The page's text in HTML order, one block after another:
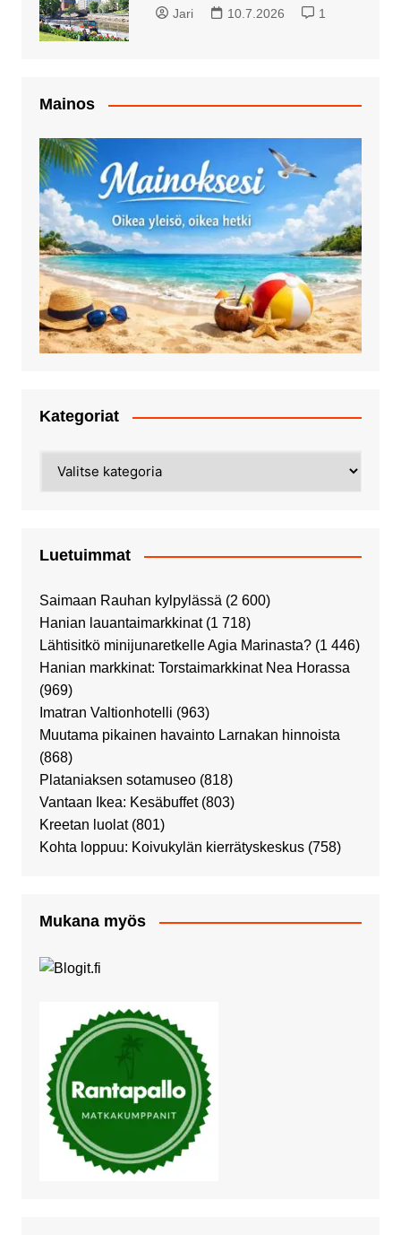
Jari 10.7.2026 1
Mainos
Kategoriat
Luetuimmat
Saimaan Rauhan kylpylässä (2 600)
Hanian lauantaimarkkinat (1 718)
Lähtisitkö minijunaretkelle Agia Marinasta? (1 446)
Hanian markkinat: Torstaimarkkinat Nea Horassa
(969)
Imatran Valtionhotelli (963)
Muutama pikainen havainto Larnakan hinnoista
(868)
Plataniaksen sotamuseo (818)
Vantaan Ikea: Kesäbuffet (803)
Kreetan luolat (801)
Kohta loppuu: Koivukylän kierrätyskeskus (758)
Mukana myös